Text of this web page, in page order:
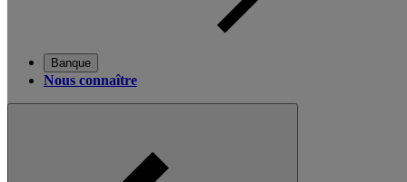
Banque
Nous connaître